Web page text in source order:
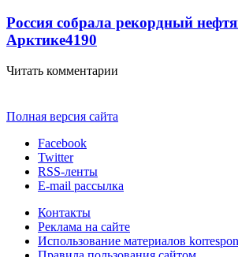
Россия собрала рекордный
Арктике4190
Читать комментарии
Полная версия сайта
Facebook
Twitter
RSS-ленты
E-mail рассылка
Контакты
Реклама на сайте
Использование материалов